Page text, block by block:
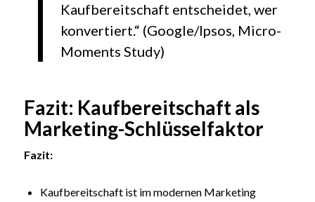
Kaufbereitschaft entscheidet, wer
konvertiert.“ (Google/Ipsos, Micro-
Moments Study)
Fazit: Kaufbereitschaft als
Marketing-Schlüsselfaktor
Fazit:
Kaufbereitschaft ist im modernen Marketing